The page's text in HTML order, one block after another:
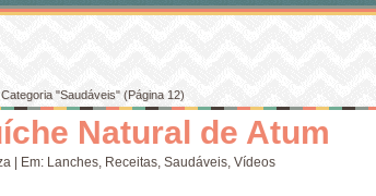
"Saudáveis"(Página 12)
Natural de Atum
| Em: Lanches, Receitas, Saudáveis, Vídeos